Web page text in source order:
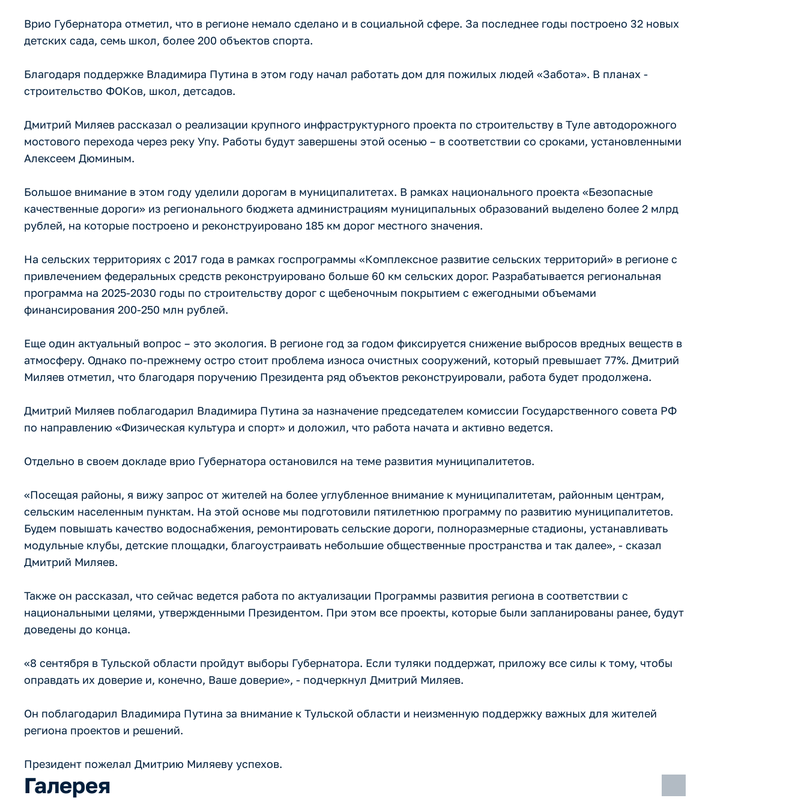
Врио Губернатора отметил, что в регионе немало сделано и в социальной сфере. За последнее годы построено 32 новых
детских сада, семь школ, более 200 объектов спорта.
Благодаря поддержке Владимира Путина в этом году начал работать дом для пожилых людей «Забота». В планах -
строительство ФОКов, школ, детсадов.
Дмитрий Миляев рассказал о реализации крупного инфраструктурного проекта по строительству в Туле автодорожного
мостового перехода через реку Упу. Работы будут завершены этой осенью – в соответствии со сроками, установленными
Алексеем Дюминым.
Большое внимание в этом году уделили дорогам в муниципалитетах. В рамках национального проекта «Безопасные
качественные дороги» из регионального бюджета администрациям муниципальных образований выделено более 2 млрд
рублей, на которые построено и реконструировано 185 км дорог местного значения.
На сельских территориях с 2017 года в рамках госпрограммы «Комплексное развитие сельских территорий» в регионе с
привлечением федеральных средств реконструировано больше 60 км сельских дорог. Разрабатывается региональная
программа на 2025-2030 годы по строительству дорог с щебеночным покрытием с ежегодными объемами
финансирования 200-250 млн рублей.
Еще один актуальный вопрос – это экология. В регионе год за годом фиксируется снижение выбросов вредных веществ в
атмосферу. Однако по-прежнему остро стоит проблема износа очистных сооружений, который превышает 77%. Дмитрий
Миляев отметил, что благодаря поручению Президента ряд объектов реконструировали, работа будет продолжена.
Дмитрий Миляев поблагодарил Владимира Путина за назначение председателем комиссии Государственного совета РФ
по направлению «Физическая культура и спорт» и доложил, что работа начата и активно ведется.
Отдельно в своем докладе врио Губернатора остановился на теме развития муниципалитетов.
«Посещая районы, я вижу запрос от жителей на более углубленное внимание к муниципалитетам, районным центрам,
сельским населенным пунктам. На этой основе мы подготовили пятилетнюю программу по развитию муниципалитетов.
Будем повышать качество водоснабжения, ремонтировать сельские дороги, полноразмерные стадионы, устанавливать
модульные клубы, детские площадки, благоустраивать небольшие общественные пространства и так далее», - сказал
Дмитрий Миляев.
Также он рассказал, что сейчас ведется работа по актуализации Программы развития региона в соответствии с
национальными целями, утвержденными Президентом. При этом все проекты, которые были запланированы ранее, будут
доведены до конца.
«8 сентября в Тульской области пройдут выборы Губернатора. Если туляки поддержат, приложу все силы к тому, чтобы
оправдать их доверие и, конечно, Ваше доверие», - подчеркнул Дмитрий Миляев.
Он поблагодарил Владимира Путина за внимание к Тульской области и неизменную поддержку важных для жителей
региона проектов и решений.
Президент пожелал Дмитрию Миляеву успехов.
Галерея